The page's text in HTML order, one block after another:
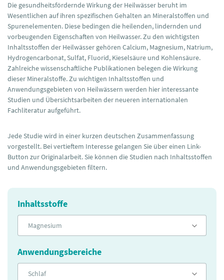
Die gesundheitsfördernde Wirkung der Heilwässer beruht im
Wesentlichen auf ihren spezifischen Gehalten an Mineralstoffen und
Spurenelementen. Diese bedingen die heilenden, lindernden und
vorbeugenden Eigenschaften von Heilwasser. Zu den wichtigsten
Inhaltsstoffen der Heilwässer gehören Calcium, Magnesium, Natrium,
Hydrogencarbonat, Sulfat, Fluorid, Kieselsäure und Kohlensäure.
Zahlreiche wissenschaftliche Publikationen belegen die Wirkung
dieser Mineralstoffe. Zu wichtigen Inhaltsstoffen und
Anwendungsgebieten von Heilwässern werden hier interessante
Studien und Übersichtsarbeiten der neueren internationalen
Fachliteratur aufgeführt.
Jede Studie wird in einer kurzen deutschen Zusammenfassung
vorgestellt. Bei vertieftem Interesse gelangen Sie über einen Link-
Button zur Originalarbeit. Sie können die Studien nach Inhaltsstoffen
und Anwendungsgebieten filtern.
Inhaltsstoffe
Magnesium
Anwendungsbereiche
Schlaf